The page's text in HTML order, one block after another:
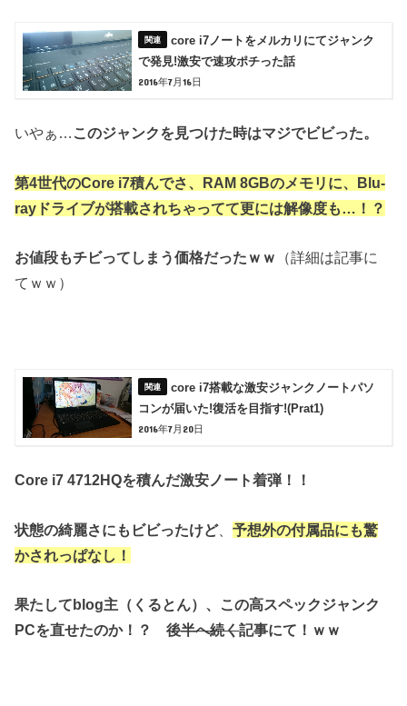
core i7ノートをメルカリにてジャンク
で発見!激安で速攻ポチった話
2016年7月16日
いやぁ… このジャンクを見つけた時はマジでビビった。
第4世代のCore i7積んでさ、RAM 8GBのメモリに、Blu-
rayドライブが搭載されちゃってて更には解像度も…！？
お値段もチビってしまう価格だったｗｗ
（詳細は記事に
てｗｗ）
core i7搭載な激安ジャンクノートパソ
コンが届いた!復活を目指す!(Prat1)
2016年7月20日
Core i7 4712HQを積んだ激安ノート着弾！！
状態の綺麗さにもビビったけど、予想外の付属品にも驚
かされっぱなし！
果たしてblog主（くるとん）、この高スペックジャンク
PCを直せたのか！？
後半へ続く記事にて！ｗｗ